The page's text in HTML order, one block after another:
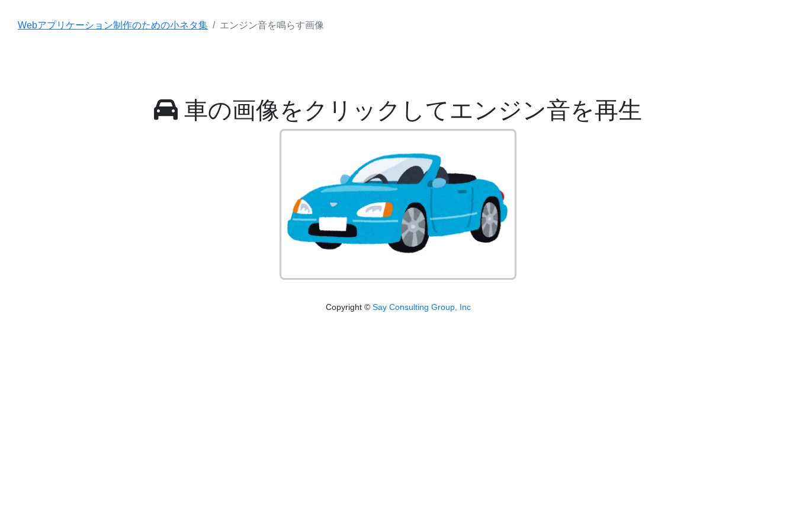
Webアプリケーション制作のための小ネタ集 エンジン音を鳴らす画像
車の画像をクリックしてエンジン音を再生
Copyright © Say Consulting Group, Inc